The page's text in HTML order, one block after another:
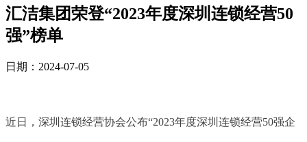
汇洁集团荣登“2023年度深圳连锁经营50
强”榜单
日期：2024-07-05
近日，深圳连锁经营协会公布“2023年度深圳连锁经营50强企